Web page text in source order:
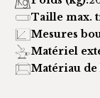
Taille max.
Mesures
Matériel
Matériau